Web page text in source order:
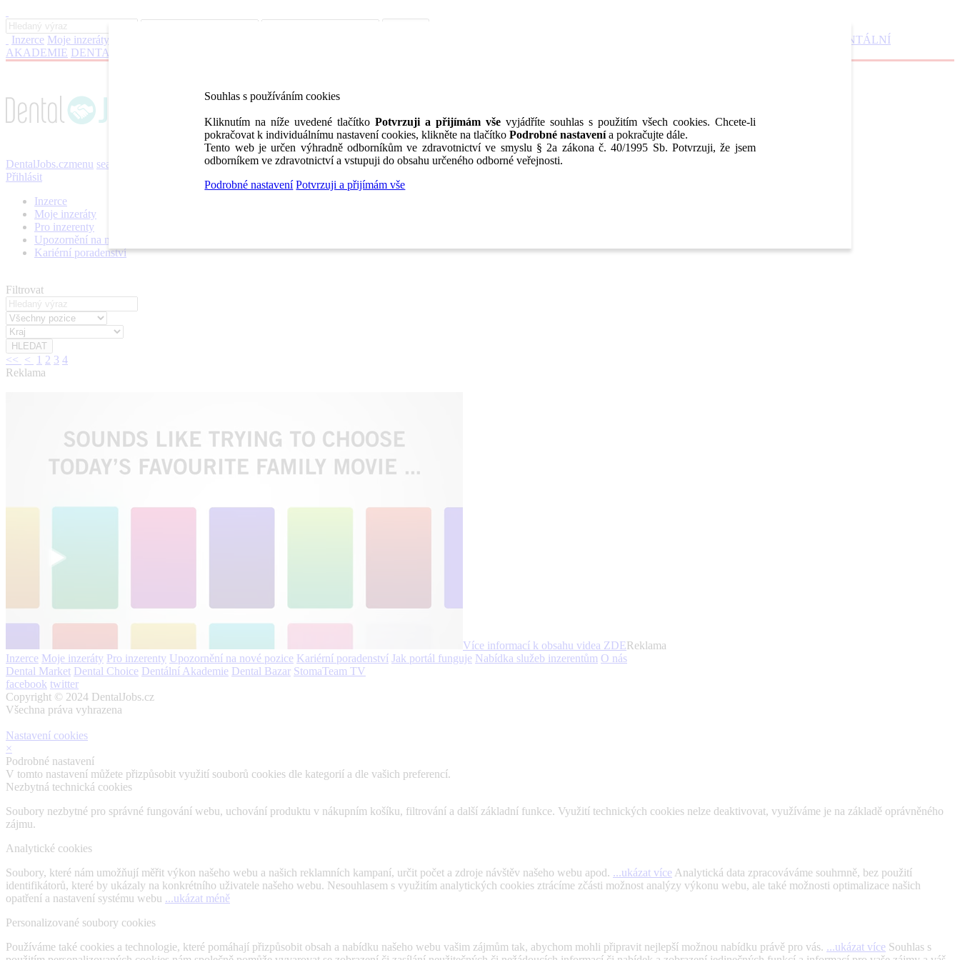
Inzerce Moje inzeráty
DENTÁLNÍ
AKADEMIE DENTAL BAZAR
DentalJobs.czmenu search
Přihlásit
Inzerce
Moje inzeráty
Pro inzerenty
Upozornění na nové pozice
Kariérní poradenství
Filtrovat
<< < 1 2 3 4
Reklama
Více informací k obsahu videa ZDEReklama
Inzerce Moje inzeráty Pro inzerenty Upozornění na nové pozice Kariérní poradenství Jak portál funguje Nabídka služeb inzerentům O nás
Dental Market Dental Choice Dentální Akademie Dental Bazar StomaTeam TV
facebook twitter
Copyright © 2024 DentalJobs.cz
Všechna práva vyhrazena
Nastavení cookies
Souhlas s používáním cookies
Kliknutím na níže uvedené tlačítkoPotvrzuji a přijímám vše vyjádříte souhlas s použitím všech cookies. Chcete-li
pokračovat k individuálnímu nastavení cookies, klikněte na tlačítko Podrobné nastavenía pokračujte dále.
Tento web je určen výhradně odborníkům ve zdravotnictví ve smyslu § 2a zákona č. 40/1995 Sb. Potvrzuji, že jsem
odborníkem ve zdravotnictví a vstupuji do obsahu určeného odborné veřejnosti.
Podrobné nastavení Potvrzuji a přijímám vše
×
Podrobné nastavení
V tomto nastavení můžete přizpůsobit využití souborů cookies dle kategorií a dle vašich preferencí.
Nezbytná technická cookies
Soubory nezbytné pro správné fungování webu, uchování produktu v nákupním košíku, filtrování a další základní funkce. Využití technických cookies nelze deaktivovat, využíváme je na základě oprávněného
zájmu.
Analytické cookies
Soubory, které nám umožňují měřit výkon našeho webu a našich reklamních kampaní, určit počet a zdroje návštěv našeho webu apod. ...ukázat více Analytická data zpracováváme souhrnně, bez použití
identifikátorů, které by ukázaly na konkrétního uživatele našeho webu. Nesouhlasem s využitím analytických cookies ztrácíme zčásti možnost analýzy výkonu webu, ale také možnosti optimalizace našich
opatření a nastavení systému webu ...ukázat méně
Personalizované soubory cookies
Používáme také cookies a technologie, které pomáhají přizpůsobit obsah a nabídku našeho webu vašim zájmům tak, abychom mohli připravit nejlepší možnou nabídku právě pro vás. ...ukázat více Souhlas s